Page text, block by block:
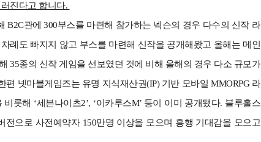
진다고 합니다.
관에 300부스를 마련해 참가하는 넥슨의 경우 다수의 신작 라
례도 빠지지 않고 부스를 마련해 신작을 공개해왔고 올해는 메인
35종의 신작 게임을 선보였던 것에 비해 올해의 경우 다소 규모가
편 넷마블게임즈는 유명 지식재산권(IP) 기반 모바일 MMORPG 라
롯해 ‘세븐나이츠2’, ‘이카루스M’ 등이 이미 공개됐다. 블루홀스
전으로 사전예약자 150만명 이상을 모으며 흥행 기대감을 모으고